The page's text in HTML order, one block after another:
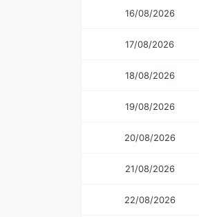
16/08/2026
17/08/2026
18/08/2026
19/08/2026
20/08/2026
21/08/2026
22/08/2026